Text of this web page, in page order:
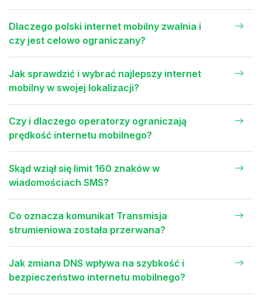
Dlaczego polski internet mobilny zwalnia i
czy jest celowo ograniczany?
Jak sprawdzić i wybrać najlepszy internet
mobilny w swojej lokalizacji?
Czy i dlaczego operatorzy ograniczają
prędkość internetu mobilnego?
Skąd wziął się limit 160 znaków w
wiadomościach SMS?
Co oznacza komunikat Transmisja
strumieniowa została przerwana?
Jak zmiana DNS wpływa na szybkość i
bezpieczeństwo internetu mobilnego?